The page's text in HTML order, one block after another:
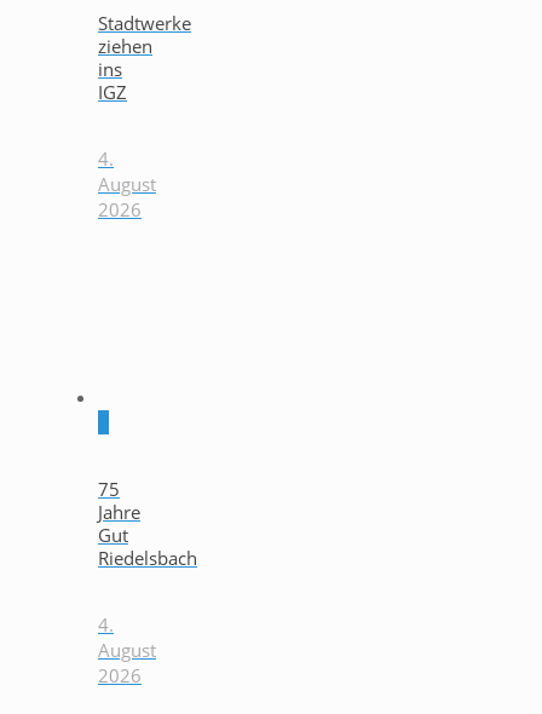
Stadtwerke
ziehen
ins
IGZ
4.
August
2026
75
Jahre
Gut
Riedelsbach
4.
August
2026